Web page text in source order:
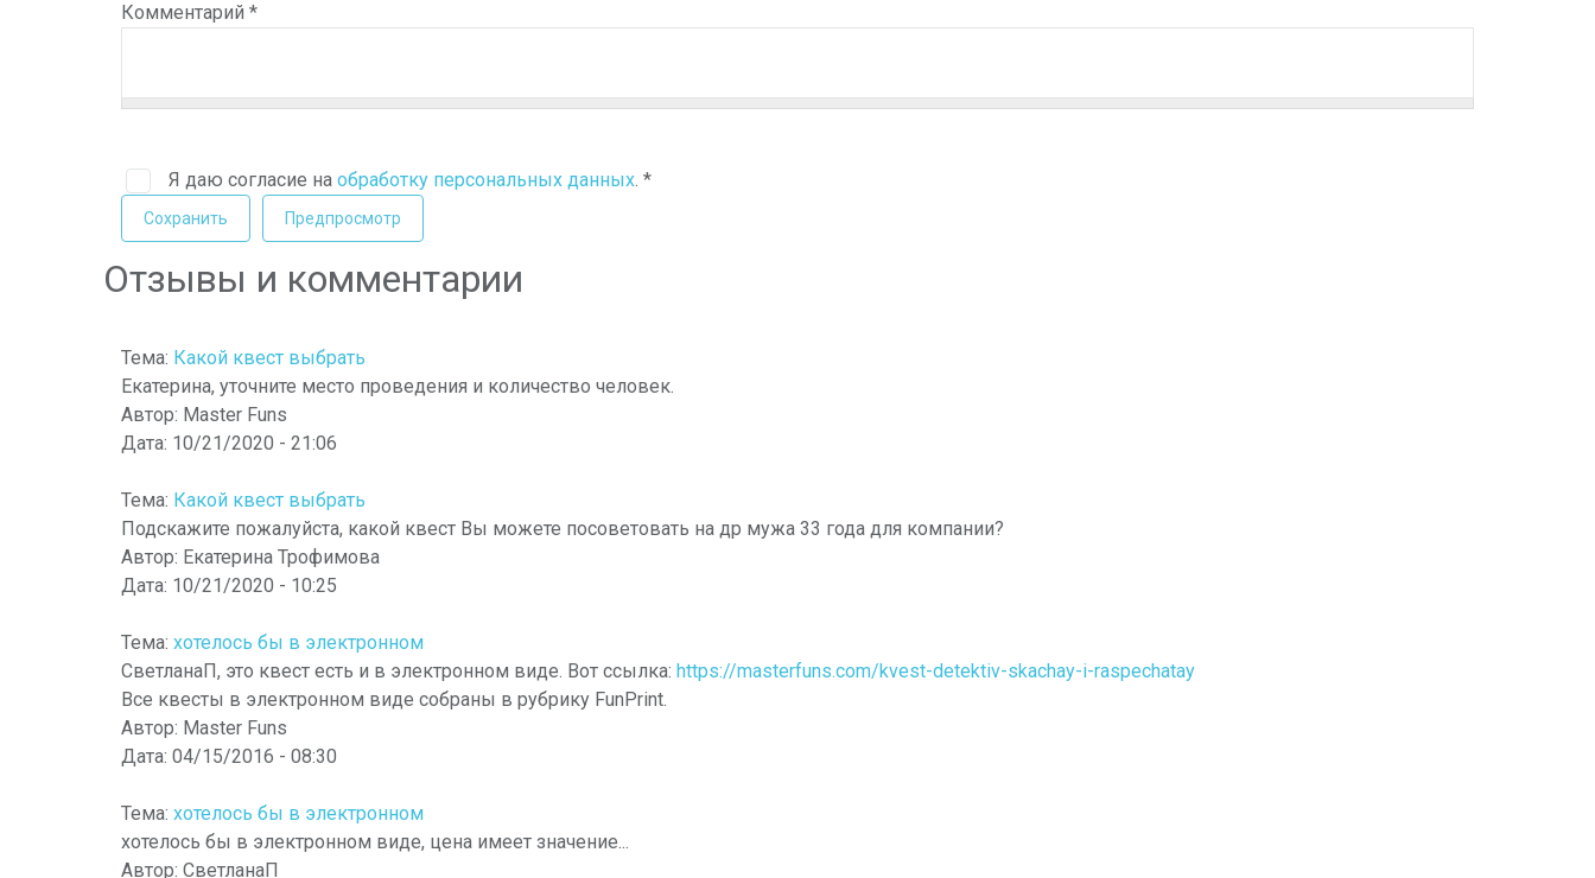
Комментарий *
Я даю согласие на обработку персональных данных. *
Отзывы и комментарии
Тема: Какой квест выбрать
Екатерина, уточните место проведения и количество человек.
Автор: Master Funs
Дата: 10/21/2020 - 21:06
Тема: Какой квест выбрать
Подскажите пожалуйста, какой квест Вы можете посоветовать на др мужа 33 года для компании?
Автор: Екатерина Трофимова
Дата: 10/21/2020 - 10:25
Тема: хотелось бы в электронном
СветланаП, это квест есть и в электронном виде. Вот ссылка: https://masterfuns.com/kvest-detektiv-skachay-i-raspechatay
Все квесты в электронном виде собраны в рубрику FunPrint.
Автор: Master Funs
Дата: 04/15/2016 - 08:30
Тема: хотелось бы в электронном
хотелось бы в электронном виде, цена имеет значение...
Автор: СветланаП